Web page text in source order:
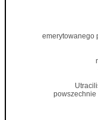
emerytowanego
powszechnie